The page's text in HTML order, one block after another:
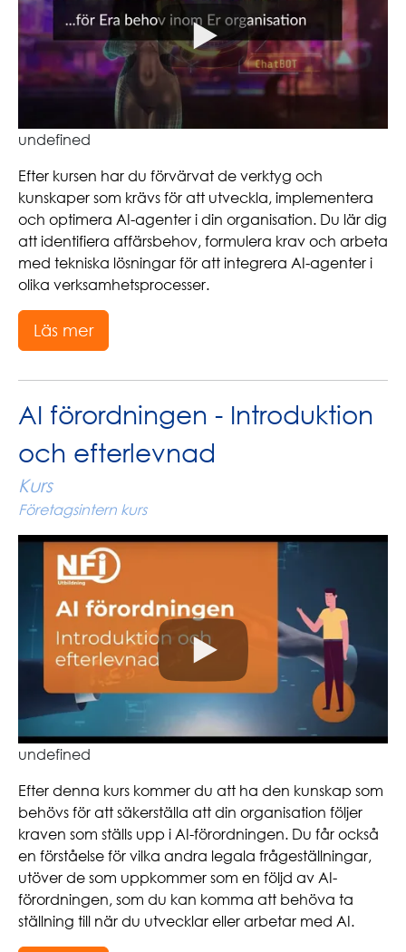
undefined
Efter kursen har du förvärvat de verktyg och
kunskaper som krävs för att utveckla, implementera
och optimera AI-agenter i din organisation. Du lär dig
att identifiera affärsbehov, formulera krav och arbeta
med tekniska lösningar för att integrera AI-agenter i
olika verksamhetsprocesser.
Läs mer
AI förordningen - Introduktion
och efterlevnad
Kurs
Företagsintern kurs
undefined
Efter denna kurs kommer du att ha den kunskap som
behövs för att säkerställa att din organisation följer
kraven som ställs upp i AI-förordningen. Du får också
en förståelse för vilka andra legala frågeställningar,
utöver de som uppkommer som en följd av AI-
förordningen, som du kan komma att behöva ta
ställning till när du utvecklar eller arbetar med AI.